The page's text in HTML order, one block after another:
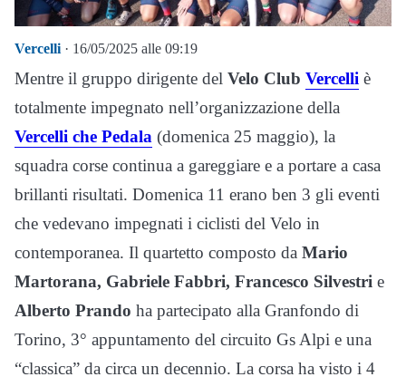
Vercelli · 16/05/2025 alle 09:19
Mentre il gruppo dirigente del Velo Club Vercelli è
totalmente impegnato nell’organizzazione della
Vercelli che Pedala (domenica 25 maggio), la
squadra corse continua a gareggiare e a portare a casa
brillanti risultati. Domenica 11 erano ben 3 gli eventi
che vedevano impegnati i ciclisti del Velo in
contemporanea. Il quartetto composto da Mario
Martorana, Gabriele Fabbri, Francesco Silvestri e
Alberto Prando ha partecipato alla Granfondo di
Torino, 3° appuntamento del circuito Gs Alpi e una
“classica” da circa un decennio. La corsa ha visto i 4